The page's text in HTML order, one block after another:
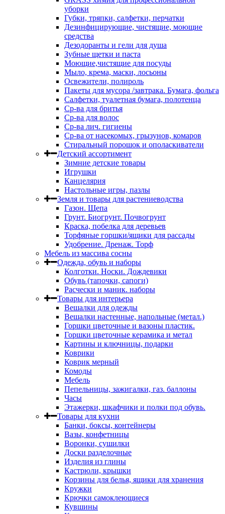
уборки
Губки, тряпки, салфетки, перчатки
Дезинфицирующие, чистящие, моющие
средства
Дезодоранты и гели для душа
Зубные щетки и паста
Моющие,чистящие для посуды
Мыло, крема, маски, лосьоны
Освежители, полироль
Пакеты для мусора /завтрака. Бумага, фольга
Салфетки, туалетная бумага, полотенца
Ср-ва для бритья
Ср-ва для волос
Ср-ва лич. гигиены
Ср-ва от насекомых, грызунов, комаров
Стиральный порошок и ополаскиватели
Детский ассортимент
Зимние детские товары
Игрушки
Канцелярия
Настольные игры, пазлы
Земля и товары для растениеводства
Газон. Щепа
Грунт. Биогрунт. Почвогрунт
Краска, побелка для деревьев
Торфяные горшки/ящики для рассады
Удобрение. Дренаж. Торф
Мебель из массива сосны
Одежда, обувь и наборы
Колготки. Носки. Дождевики
Обувь (тапочки, сапоги)
Расчески и маник. наборы
Товары для интерьера
Вешалки для одежды
Вешалки настенные, напольные (метал.)
Горшки цветочные и вазоны пластик.
Горшки цветочные керамика и метал
Картины и ключницы, подарки
Коврики
Коврик мерный
Комоды
Мебель
Пепельницы, зажигалки, газ. баллоны
Часы
Этажерки, шкафчики и полки под обувь.
Товары для кухни
Банки, боксы, контейнеры
Вазы, конфетницы
Воронки, сушилки
Доски разделочные
Изделия из глины
Кастрюли, крышки
Корзины для белья, ящики для хранения
Кружки
Крючки самоклеющиеся
Кувшины